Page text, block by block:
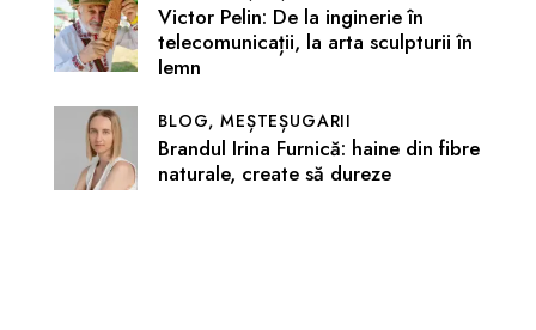
Victor Pelin: De la inginerie în
telecomunicații, la arta sculpturii în
lemn
BLOG,MEȘTEȘUGARII
Brandul Irina Furnică: haine din fibre
naturale, create să dureze